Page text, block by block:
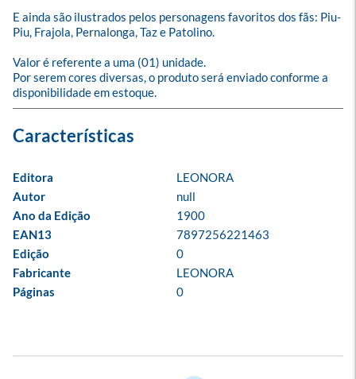
E ainda são ilustrados pelos personagens favoritos dos fãs: Piu-
Piu, Frajola, Pernalonga, Taz e Patolino.
Valor é referente a uma (01) unidade.
Por serem cores diversas, o produto será enviado conforme a
disponibilidade em estoque.
Editora
LEONORA
Autor
null
Ano da Edição
1900
EAN13
7897256221463
Edição
0
Fabricante
LEONORA
Páginas
0